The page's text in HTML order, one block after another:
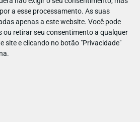
a esse processamento. As suas
apenas a este website. Você pode
ou retirar seu consentimento a qualquer
site e clicando no botão "Privacidade"
para bebé que junte conforto e
rotinas novas, o que os pais
chegada de um bebé é simples: